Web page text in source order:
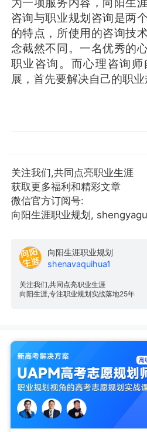
咨询与职业规划咨询是两
的特点，所使用的咨询技
念截然不同。一名优秀的
职业咨询。而心理咨询
展，首先要解决自己的职业
关注我们,共同点亮职业生涯
获取更多福利和精彩文章
微信官方订阅号:
向阳生涯职业规划,
向阳生涯职业规划
shenavaquihua1
关注我们,共同点亮职业生涯
向阳生涯,专注职业规划实战落地25年